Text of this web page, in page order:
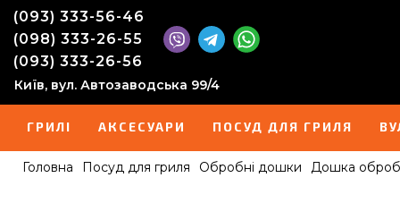
(093) 333-56-46
(098) 333-26-55
(093) 333-26-56
Київ, вул. Автозаводська 99/4
ГРИЛІ АКСЕСУАРИ ПОСУД ДЛЯ ГРИЛЯ
Головна Посуд для гриля Обробні дошки Дошка